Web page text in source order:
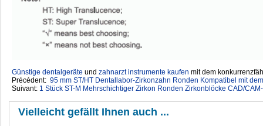
Günstige dentalgeräte ‎ und zahnarzt instrumente kaufen mit dem
Précédent: 95 mm ST/HT Dentallabor-Zirkonzahn Ronden Kompatibel mit
Suivant: 1 Stück ST-M Mehrschichtiger Zirkon Ronden Zirkonblöcke CAD/
Vielleicht gefällt Ihnen auch ...